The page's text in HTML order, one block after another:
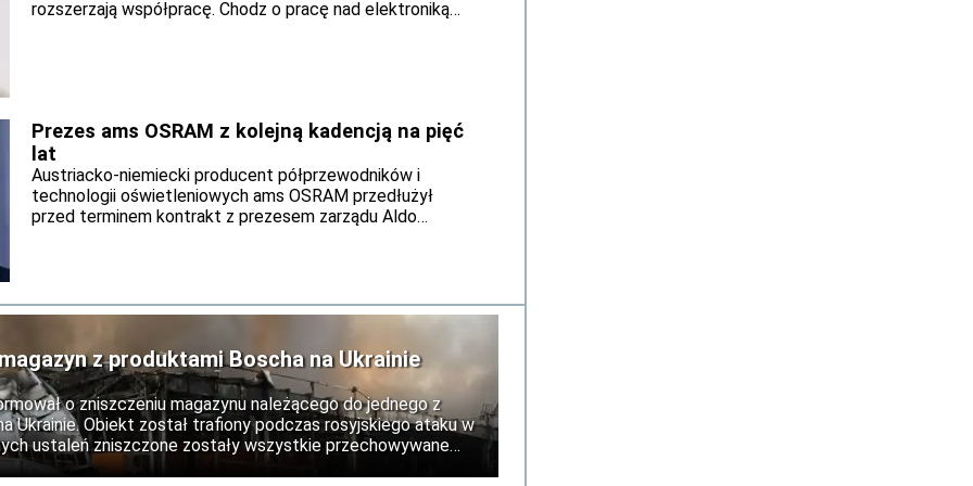
rozszerzają współpracę. Chodz o pracę nad elektroniką
Prezes ams OSRAM z kolejną kadencją na pięć
lat
Austriacko-niemiecki producent półprzewodników i
technologii oświetleniowych ams OSRAM przedłużył
przed terminem kontrakt z prezesem zarządu Aldo
koncernu. Po sprzedaży działalności związanej z
nieoptycznymi czujnikami ams OSRAM zamierza rozwijać
rozszerzonej rzeczywistości (AR) i transmisji danych.
z produktami Boscha na Ukrainie
o zniszczeniu magazynu należącego do jednego z
Ukrainie. Obiekt został trafiony podczas rosyjskiego ataku w
ustaleń zniszczone zostały wszystkie przechowywane